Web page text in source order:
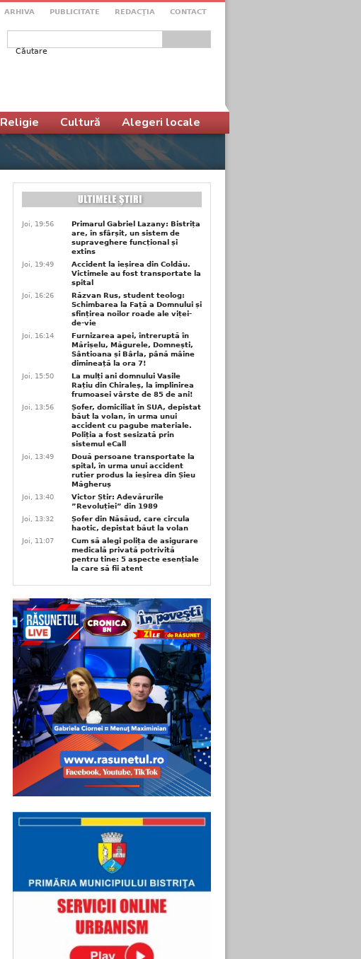
ARHIVA PUBLICITATE REDACŢIA CONTACT
Formular de căutare
Religie Cultură Alegeri locale
Joi, 19:56
Primarul Gabriel Lazany: Bistrița
are, în sfârșit, un sistem de
supraveghere funcțional și
extins
Joi, 19:49
Accident la ieșirea din Coldău.
Victimele au fost transportate la
spital
Joi, 16:26
Răzvan Rus, student teolog:
Schimbarea la Față a Domnului și
sfințirea noilor roade ale viței-
de-vie
Joi, 16:14
Furnizarea apei, întreruptă în
Mărișelu, Măgurele, Domnești,
Sântioana și Bârla, până mâine
dimineață la ora 7!
Joi, 15:50
La mulți ani domnului Vasile
Rațiu din Chiraleș, la împlinirea
frumoasei vârste de 85 de ani!
Joi, 13:56
Șofer, domiciliat în SUA, depistat
băut la volan, în urma unui
accident cu pagube materiale.
Poliția a fost sesizată prin
sistemul eCall
Joi, 13:49
Două persoane transportate la
spital, în urma unui accident
rutier produs la ieșirea din Șieu
Măgheruș
Joi, 13:40
Victor Știr: Adevărurile
”Revoluției” din 1989
Joi, 13:32
Șofer din Năsăud, care circula
haotic, depistat băut la volan
Joi, 11:07
Cum să alegi polița de asigurare
medicală privată potrivită
pentru tine: 5 aspecte esențiale
la care să fii atent